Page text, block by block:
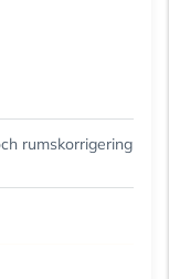
rumskorrigering